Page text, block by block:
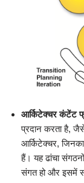
आर्किटेक्चर कंटेंट
प्रदान करता है,
आर्किटेक्चर,
हैं। यह ढांचा
संगत हो और इसमें